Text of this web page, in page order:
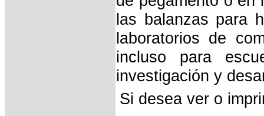
las balanzas para
laboratorios de
incluso para
investigación y
Si desea ver o